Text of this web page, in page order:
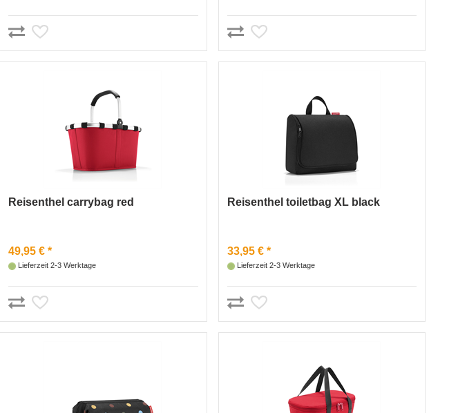
Reisenthel carrybag red
49,95 € *
Lieferzeit 2-3 Werktage
Reisenthel toiletbag XL black
33,95 € *
Lieferzeit 2-3 Werktage